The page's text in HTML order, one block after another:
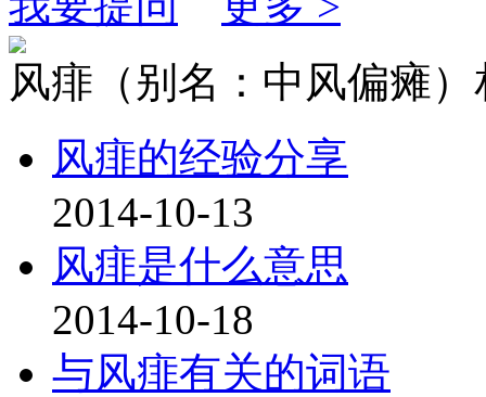
风痱（别名：中风偏瘫
风痱的经验分享
2014-10-13
风痱是什么意思
2014-10-18
与风痱有关的词语